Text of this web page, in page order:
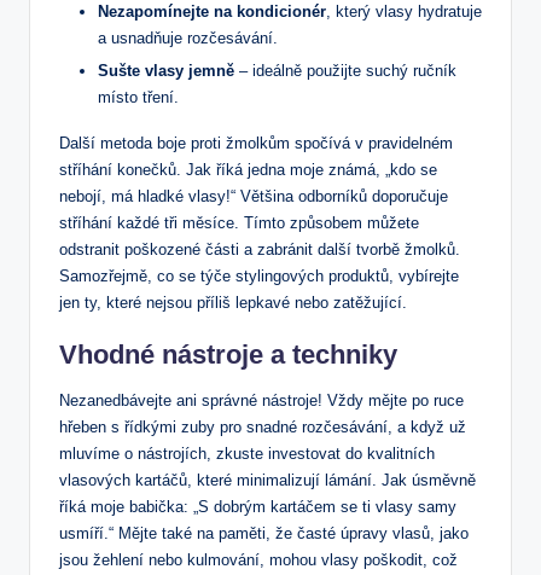
Nezapomínejte na kondicionér , který vlasy hydratuje
a usnadňuje rozčesávání.
Sušte vlasy jemně ‍– ideálně použijte suchý ručník
místo tření.
Další‌ metoda boje proti ⁤žmolkům spočívá ​v pravidelném
‌stříhání konečků. Jak‌ říká​ jedna moje známá,⁣ „kdo ​se
nebojí, má hladké vlasy!“‍ Většina odborníků doporučuje
stříhání každé⁢ tři měsíce. ⁢Tímto ⁢způsobem můžete
odstranit poškozené části a zabránit ‌další tvorbě žmolků.
Samozřejmě, co se týče stylingových⁢ produktů, vybírejte
⁣jen ty, které nejsou příliš lepkavé nebo ⁢zatěžující.
Vhodné nástroje a​ techniky
Nezanedbávejte ani správné nástroje! Vždy mějte po ​ruce⁢
hřeben s řídkými⁤ zuby⁢ pro snadné rozčesávání, a když už
mluvíme o nástrojích,⁤ zkuste investovat do​ kvalitních
vlasových kartáčů, které minimalizují ‍lámání.⁣ Jak⁤ úsměvně
říká moje‍ babička: ⁣„S ⁤dobrým‌ kartáčem se ti vlasy samy
usmíří.“ Mějte také na paměti, že ⁣časté úpravy vlasů,‍ jako
jsou žehlení nebo kulmování,‌ mohou vlasy poškodit, což